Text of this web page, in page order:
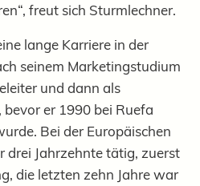
freut sich Sturmlechner.
lange Karriere in der
seinem Marketingstudium
und dann als
er 1990 bei Ruefa
Bei der Europäischen
drei Jahrzehnte tätig, zuerst
die letzten zehn Jahre war